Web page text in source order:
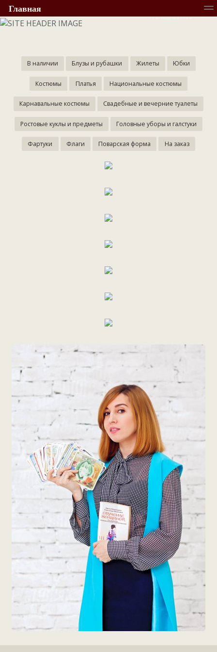
Главная
О компании
Стоимость
+7 (423) 229-21-61
г. Владивосток
В наличии Блузы и рубашки Жилеты Юбки
Костюмы Платья Национальные костюмы
Карнавальные костюмы Свадебные и вечерние туалеты
Ростовые куклы и предметы Головные уборы и галстуки
Фартуки Флаги Поварская форма На заказ